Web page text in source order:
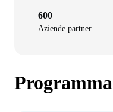
600
Aziende partner
Programma